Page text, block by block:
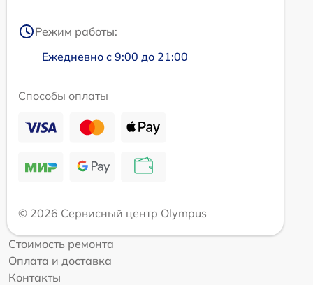
Режим работы:
Ежедневно с 9:00 до 21:00
Способы оплаты
© 2026 Сервисный центр Olympus
Стоимость ремонта
Оплата и доставка
Контакты